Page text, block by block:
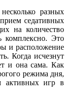
разных
седативных
на количество
комплексно. Это
и расположение
Когда исчезнут
и она сама. Как
режима дня,
активных игр в